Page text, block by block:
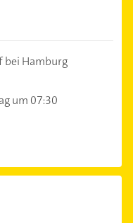
bei Hamburg
um 07:30